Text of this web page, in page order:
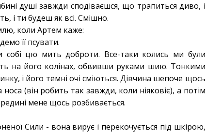
душі завжди сподіваєшся, що трапиться диво, і
і ти будеш як всі. Смішно.
коли Артем каже:
її псувати.
собі цю мить доброти. Все-таки колись ми були
на його колінах, обвивши руками шию. Тонкими
і його темні очі сміються. Дівчина шепоче щось
(він робить так завжди, коли ніяковіє), а потім
мене щось розбивається.
Сили - вона вирує і перекочується під шкірою,